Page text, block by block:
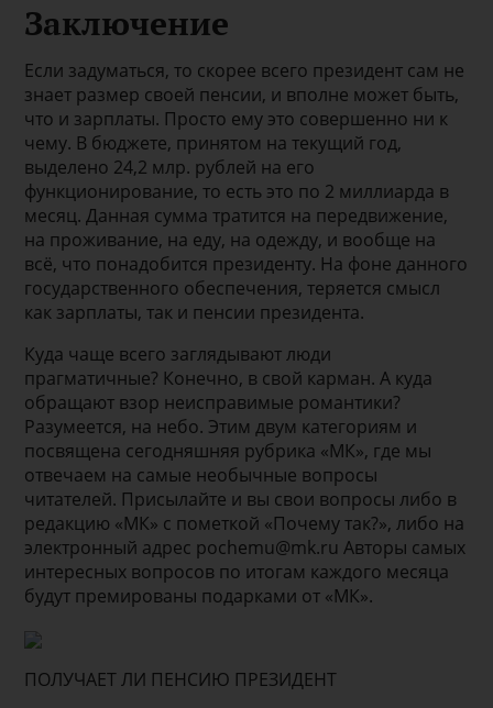
Заключение
Если задуматься, то скорее всего президент сам не
знает размер своей пенсии, и вполне может быть,
что и зарплаты. Просто ему это совершенно ни к
чему. В бюджете, принятом на текущий год,
выделено 24,2 млр. рублей на его
функционирование, то есть это по 2 миллиарда в
месяц. Данная сумма тратится на передвижение,
на проживание, на еду, на одежду, и вообще на
всё, что понадобится президенту. На фоне данного
государственного обеспечения, теряется смысл
как зарплаты, так и пенсии президента.
Куда чаще всего заглядывают люди
прагматичные? Конечно, в свой карман. А куда
обращают взор неисправимые романтики?
Разумеется, на небо. Этим двум категориям и
посвящена сегодняшняя рубрика «МК», где мы
отвечаем на самые необычные вопросы
читателей. Присылайте и вы свои вопросы либо в
редакцию «МК» с пометкой «Почему так?», либо на
электронный адрес pochemu@mk.ru Авторы самых
интересных вопросов по итогам каждого месяца
будут премированы подарками от «МК».
ПОЛУЧАЕТ ЛИ ПЕНСИЮ ПРЕЗИДЕНТ